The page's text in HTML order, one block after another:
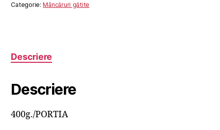
Categorie:Mâncăruri gătite
Descriere
Descriere
400g./PORTIA